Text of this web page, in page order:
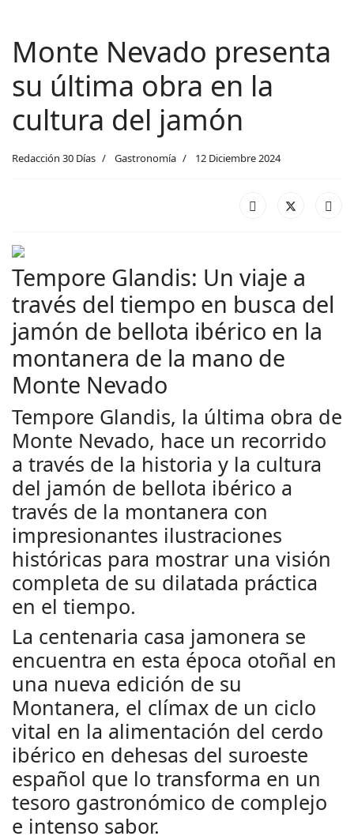
Monte Nevado presenta
su última obra en la
cultura del jamón
Redacción 30 Días Gastronomía 12 Diciembre 2024
Tempore Glandis: Un viaje a
través del tiempo en busca del
jamón de bellota ibérico en la
montanera de la mano de
Monte Nevado
Tempore Glandis, la última obra de
Monte Nevado, hace un recorrido
a través de la historia y la cultura
del jamón de bellota ibérico a
través de la montanera con
impresionantes ilustraciones
históricas para mostrar una visión
completa de su dilatada práctica
en el tiempo.
La centenaria casa jamonera se
encuentra en esta época otoñal en
una nueva edición de su
Montanera, el clímax de un ciclo
vital en la alimentación del cerdo
ibérico en dehesas del suroeste
español que lo transforma en un
tesoro gastronómico de complejo
e intenso sabor.